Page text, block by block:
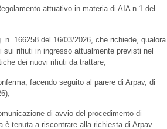
attuativo in materia di AIA n.1 del
166258 del 16/03/2026, che richiede, qualora
rifiuti in ingresso attualmente previsti nel
dei nuovi rifiuti da trattare;
facendo seguito al parere di Arpav, di
di avvio del procedimento di
è tenuta a riscontrare alla richiesta di Arpav